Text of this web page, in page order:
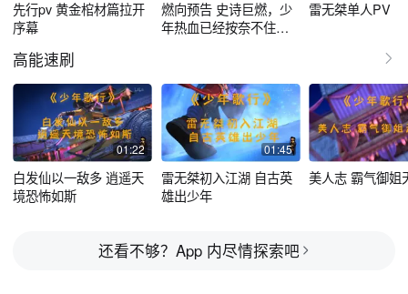
先行pv 黄金棺材篇拉开
序幕
燃向预告 史诗巨燃，少
年热血已经按奈不住
雷无桀单人PV
高能速刷
01:22
白发仙以一敌多 逍遥天
境恐怖如斯
01:45
雷无桀初入江湖 自古英
雄出少年
美人志 霸气御姐
还看不够？App 内尽情探索吧